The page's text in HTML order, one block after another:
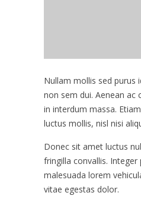
Nullam mollis sed purus
non sem dui. Aenean ac
in interdum massa.
luctus mollis, nisl nisi
Donec sit amet luctus
fringilla convallis.
malesuada lorem
vitae egestas dolor.